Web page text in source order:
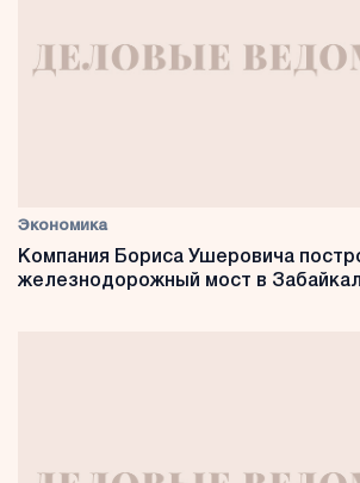
Экономика
Компания Бориса Ушеровича
железнодорожный мост в